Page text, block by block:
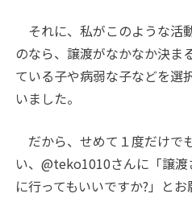
それに、私がこのような活
のなら、譲渡がなかなか決ま
ている子や病弱な子などを選
いました。
だから、せめて１度だけで
い、@teko1010さんに「譲
に行ってもいいですか?」と